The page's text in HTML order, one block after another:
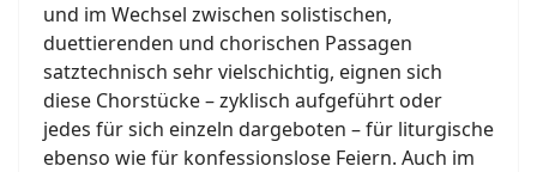
und im Wechsel zwischen solistischen,
duettierenden und chorischen Passagen
satztechnisch sehr vielschichtig, eignen sich
diese Chorstücke – zyklisch aufgeführt oder
jedes für sich einzeln dargeboten – für liturgische
ebenso wie für konfessionslose Feiern. Auch im